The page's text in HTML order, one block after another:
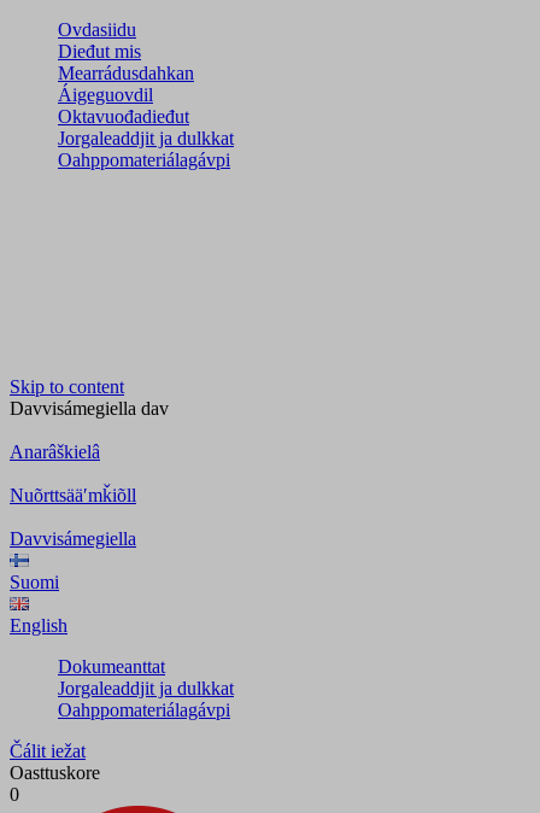
Ovdasiidu
Dieđut mis
Mearrádusdahkan
Áigeguovdil
Oktavuođadieđut
Jorgaleaddjit ja dulkkat
Oahppomateriálagávpi
Skip to content
Davvisámegiella dav
Anarâškielâ
Nuõrttsääʹmǩiõll
Davvisámegiella
Suomi
English
Dokumeanttat
Jorgaleaddjit ja dulkkat
Oahppomateriálagávpi
Čálit iežat
Oasttuskore
0